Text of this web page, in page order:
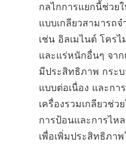
กลไกการแยกนี้ช่วย
แบบเกลียวสามารถ
เช่น อิลเมไนต์ โคร
และแร่หนักอื่นๆ จาก
มีประสิทธิภาพ กระ
แบบต่อเนื่อง และกา
เครื่องรวมเกลียวช่ว
การป้อนและการไห
เพื่อเพิ่มประสิทธิภา